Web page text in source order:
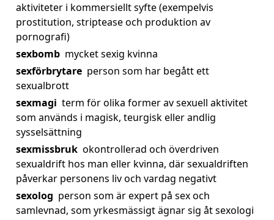
aktiviteter i kommersiellt syfte (exempelvis
prostitution, striptease och produktion av
pornografi)
sexbomb mycket sexig kvinna
sexförbrytare person som har begått ett
sexualbrott
sexmagi term för olika former av sexuell aktivitet
som används i magisk, teurgisk eller andlig
sysselsättning
sexmissbruk okontrollerad och överdriven
sexualdrift hos man eller kvinna, där sexualdriften
påverkar personens liv och vardag negativt
sexolog person som är expert på sex och
samlevnad, som yrkesmässigt ägnar sig åt sexologi